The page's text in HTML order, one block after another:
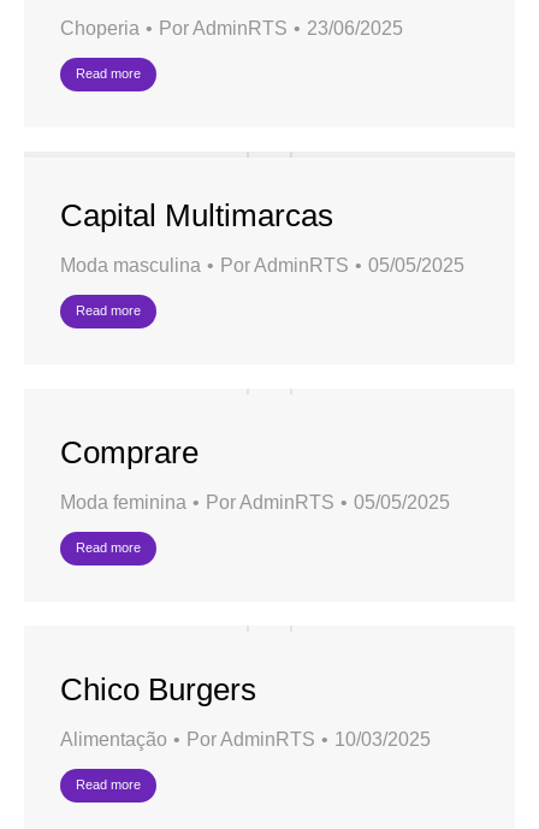
Choperia PorAdminRTS 23/06/2025
Read more
Capital Multimarcas
Moda masculina PorAdminRTS 05/05/2025
Read more
Comprare
Moda feminina PorAdminRTS 05/05/2025
Read more
Chico Burgers
Alimentação PorAdminRTS 10/03/2025
Read more